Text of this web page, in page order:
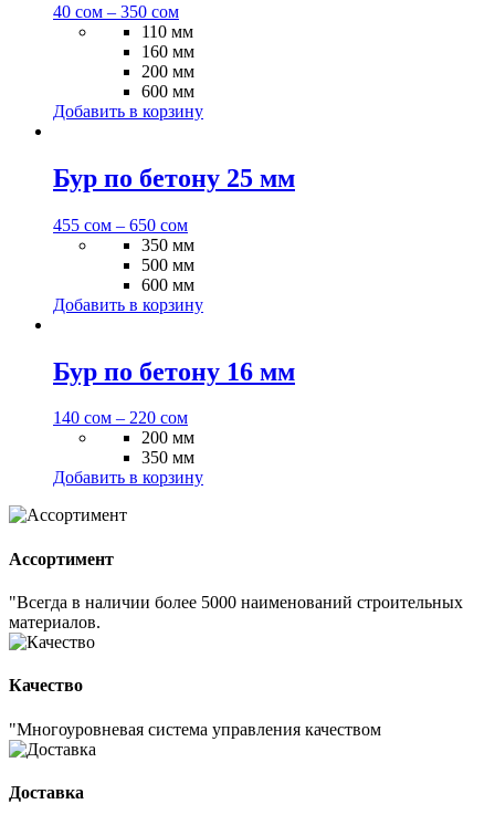
40 сом – 350 сом
110 мм
160 мм
200 мм
600 мм
Добавить в корзину
Бур по бетону 25 мм
455 сом – 650 сом
350 мм
500 мм
600 мм
Добавить в корзину
Бур по бетону 16 мм
140 сом – 220 сом
200 мм
350 мм
Добавить в корзину
Ассортимент
"Всегда в наличии более 5000 наименований строительных
материалов.
Качество
"Многоуровневая система управления качеством
Доставка